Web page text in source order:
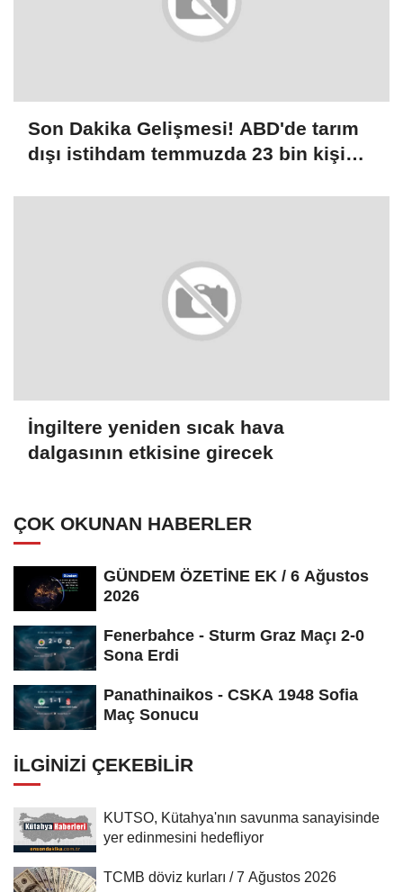
Son Dakika Gelişmesi! ABD'de tarım
dışı istihdam temmuzda 23 bin kişi
İngiltere yeniden sıcak hava
dalgasının etkisine girecek
ÇOK OKUNAN HABERLER
GÜNDEM ÖZETİNE EK / 6 Ağustos
2026
Fenerbahce - Sturm Graz Maçı 2-0
Sona Erdi
Panathinaikos - CSKA 1948 Sofia
Maç Sonucu
İLGINIZI ÇEKEBILIR
KUTSO, Kütahya'nın savunma sanayisinde
yer edinmesini hedefliyor
TCMB döviz kurları / 7 Ağustos 2026